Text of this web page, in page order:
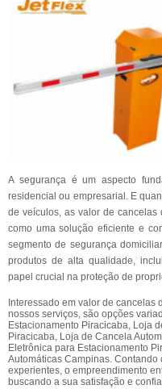
A segurança é um aspecto
residencial ou empresarial. E
de veículos, as valor de cancelas
como uma solução eficiente e
segmento de segurança
produtos de alta qualidade,
papel crucial na proteção de
Interessado em valor de
nossos serviços, são opções
Estacionamento Piracicaba, Loja
Piracicaba, Loja de Cancela
Eletrônica para Estacionamento
Automáticas Campinas.
experientes, o empreendimento
buscando a sua satisfação e